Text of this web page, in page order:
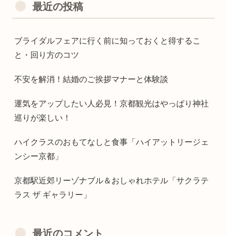
最近の投稿
ブライダルフェアに行く前に知っておくと得するこ
と・回り方のコツ
不安を解消！結婚のご挨拶マナーと体験談
運気をアップしたい人必見！京都観光はやっぱり神社
巡りが楽しい！
ハイクラスのおもてなしと食事「ハイアットリージェ
ンシー京都」
京都駅近郊リーゾナブル＆おしゃれホテル「サクラテ
ラス ザ ギャラリー」
最近のコメント